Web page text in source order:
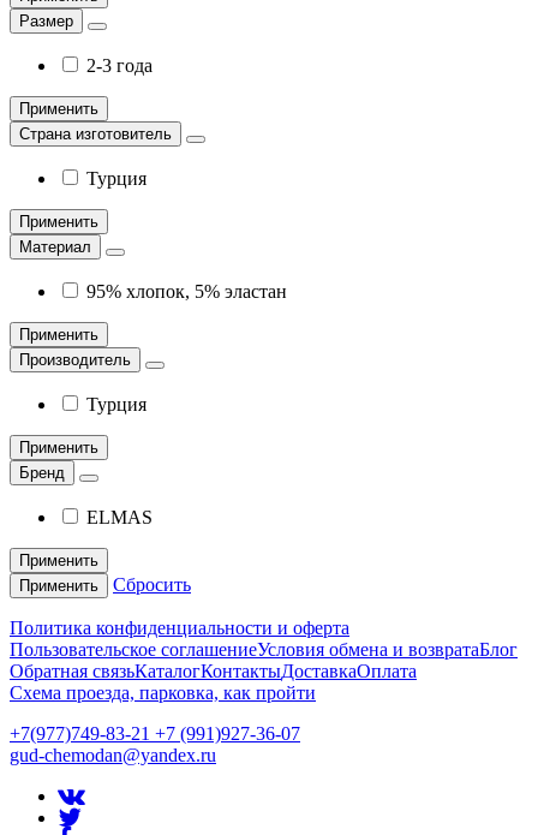
Размер
2-3 года
Применить
Страна изготовитель
Турция
Применить
Материал
95% хлопок, 5% эластан
Применить
Производитель
Турция
Применить
Бренд
ELMAS
Применить
Применить
Сбросить
Политика конфиденциальности и оферта
Пользовательское соглашениеУсловия обмена и возвратаБлог
Обратная связьКаталогКонтактыДоставкаОплата
Схема проезда, парковка, как пройти
+7(977)749-83-21 +7 (991)927-36-07
gud-chemodan@yandex.ru